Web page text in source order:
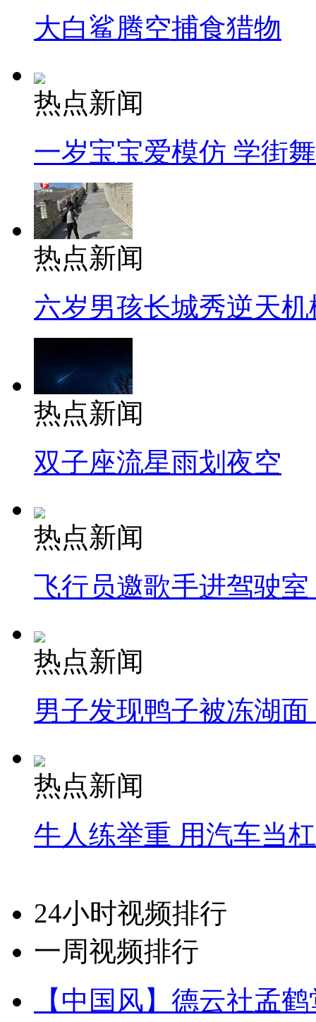
大白鲨腾空捕食猎物
热点新闻
一岁宝宝爱模仿 学街
热点新闻
六岁男孩长城秀逆天机
热点新闻
双子座流星雨划夜空
热点新闻
飞行员邀歌手进驾驶
热点新闻
男子发现鸭子被冻湖
热点新闻
牛人练举重 用汽车当
24小时视频排行
一周视频排行
【中国风】德云社孟